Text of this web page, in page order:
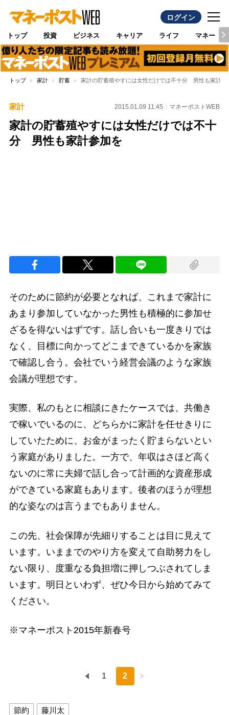
ログイン
トップ 投資 ビジネス キャリア ライフ マネー
トップ 家計 貯蓄 家計の貯蓄殖やすには女性だけでは不十分 男性も家計参
家計 2015.01.09 11:45 マネーポストWEB
家計の貯蓄殖やすには女性だけでは不十
分 男性も家計参加を
そのために節約が必要となれば、これまで家計に
あまり参加していなかった男性も積極的に参加せ
ざるを得ないはずです。話し合いも一度きりでは
なく、目標に向かってどこまできているかを家族
で確認し合う。会社でいう経営会議のような家族
会議が理想です。
実際、私のもとに相談にきたケースでは、共働き
で稼いでいるのに、どちらかに家計を任せきりに
していたために、お金がまったく貯まらないとい
う家庭がありました。一方で、年収はさほど高く
ないのに常に夫婦で話し合って計画的な資産形成
ができている家庭もあります。後者のほうが理想
的な姿なのは言うまでもありません。
この先、社会保障が先細りすることは目に見えて
います。いままでのやり方を変えて自助努力をし
ない限り、度重なる負担増に押しつぶされてしま
います。明日といわず、ぜひ今日から始めてみて
ください。
※マネーポスト2015年新春号
1 2
節約 藤川太